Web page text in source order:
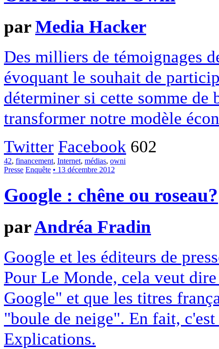
parMedia Hacker
Des milliers de témoignages
évoquant le souhait de
déterminer si cette somme
transformer notre modèle
Twitter Facebook 602
42, financement, Internet, médias, owni
Presse Enquête • 13 décembre 2012
Google : chêne ou roseau?
parAndréa Fradin
Google et les éditeurs de
Pour Le Monde, cela veut
Google" et que les titres
"boule de neige". En fait,
Explications.